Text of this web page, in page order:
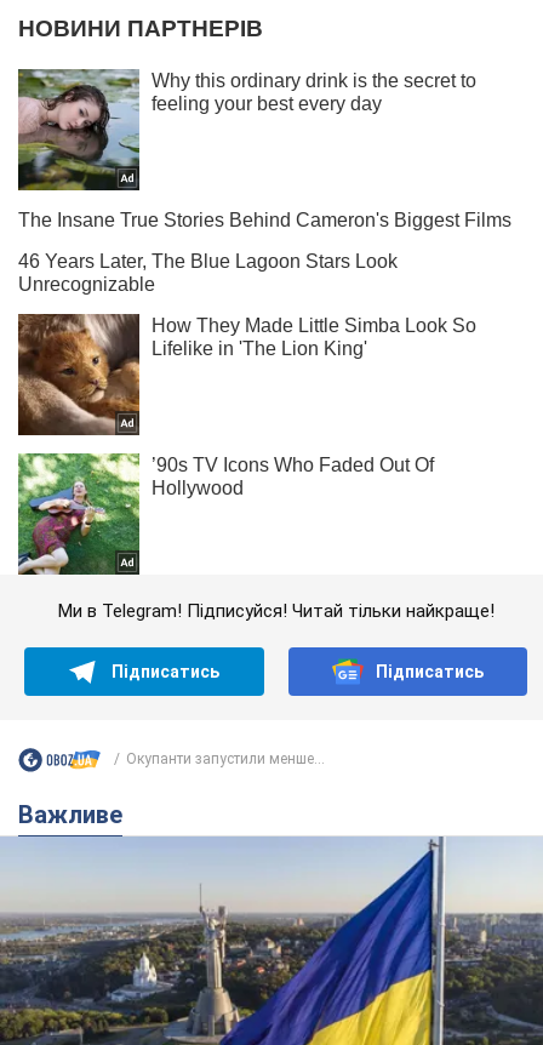
Ми в Telegram! Підписуйся! Читай тільки найкраще!
Підписатись Підписатись
Окупанти запустили менше...
Важливе